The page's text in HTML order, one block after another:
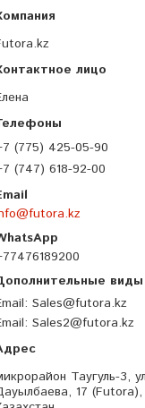
(775) 425-05-90
(747) 618-92-00
Sales@futora.kz
Sales2@futora.kz
Таугуль-3,
17